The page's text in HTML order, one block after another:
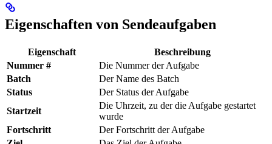
Eigenschaften von Sendeaufgaben
Eigenschaft
Beschreibung
Nummer #
Die Nummer der Aufgabe
Batch
Der Name des Batch
Status
Der Status der Aufgabe
Startzeit
Die Uhrzeit, zu der die Aufgabe gestartet
wurde
Fortschritt
Der Fortschritt der Aufgabe